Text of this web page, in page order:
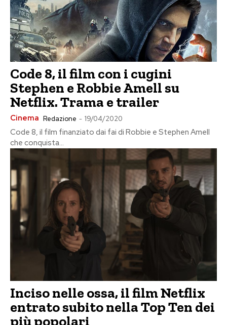
Code 8, il film con i cugini
Stephen e Robbie Amell su
Netflix. Trama e trailer
Cinema Redazione - 19/04/2020
Code 8, il film finanziato dai fai di Robbie e Stephen Amell
che conquista...
Inciso nelle ossa, il film Netflix
entrato subito nella Top Ten dei
più popolari